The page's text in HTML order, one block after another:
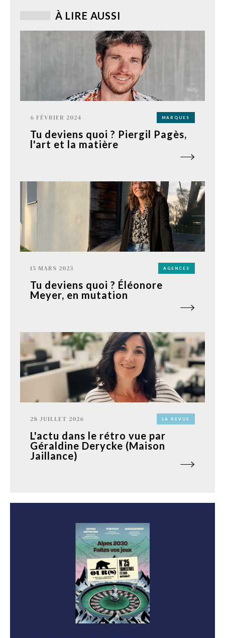
À LIRE AUSSI
6 FÉVRIER 2024 MARQUES
Tu deviens quoi ? Piergil Pagès,
l'art et la matière
15 MARS 2023 AGENCES
Tu deviens quoi ? Éléonore
Meyer, en mutation
28 JUILLET 2026 LA REVUE
L'actu dans le rétro vue par
Géraldine Derycke (Maison
Jaillance)